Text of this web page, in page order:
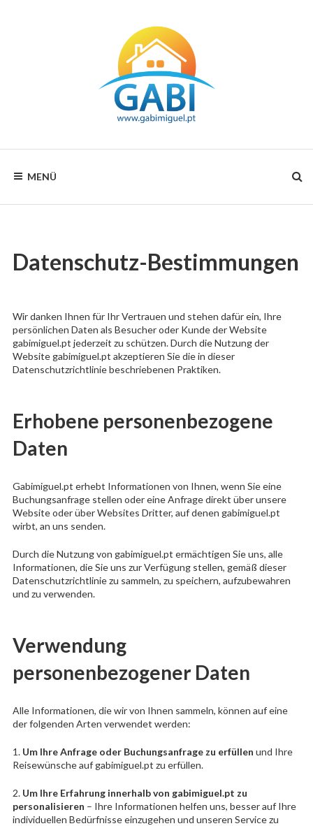
MIGUEL
RENTALS
for MENÜ
Datenschutz-Bestimmungen
Wir danken Ihnen für Ihr Vertrauen und stehen dafür ein, Ihre
persönlichen Daten als Besucher oder Kunde der Website
gabimiguel.pt jederzeit zu schützen. Durch die Nutzung der
Website gabimiguel.pt akzeptieren Sie die in dieser
Datenschutzrichtlinie beschriebenen Praktiken.
Erhobene personenbezogene
Daten
Gabimiguel.pt erhebt Informationen von Ihnen, wenn Sie eine
Buchungsanfrage stellen oder eine Anfrage direkt über unsere
Website oder über Websites Dritter, auf denen gabimiguel.pt
wirbt, an uns senden.
Durch die Nutzung von gabimiguel.pt ermächtigen Sie uns, alle
Informationen, die Sie uns zur Verfügung stellen, gemäß dieser
Datenschutzrichtlinie zu sammeln, zu speichern, aufzubewahren
und zu verwenden.
Verwendung
personenbezogener Daten
Alle Informationen, die wir von Ihnen sammeln, können auf eine
der folgenden Arten verwendet werden:
1. Um Ihre Anfrage oder Buchungsanfrage zu erfüllen und Ihre
Reisewünsche auf gabimiguel.pt zu erfüllen.
2.Um Ihre Erfahrung innerhalb von gabimiguel.pt zu
personalisieren – Ihre Informationen helfen uns, besser auf Ihre
individuellen Bedürfnisse einzugehen und unseren Service zu